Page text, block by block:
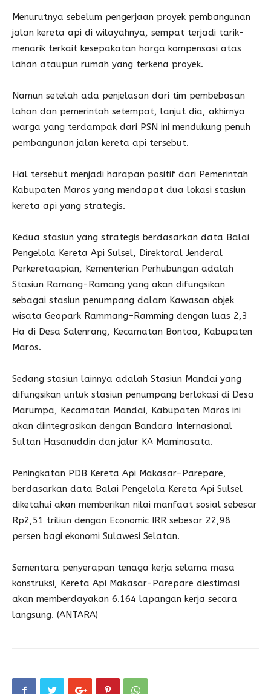
Menurutnya sebelum pengerjaan proyek pembangunan
jalan kereta api di wilayahnya, sempat terjadi tarik-
menarik terkait kesepakatan harga kompensasi atas
lahan ataupun rumah yang terkena proyek.
Namun setelah ada penjelasan dari tim pembebasan
lahan dan pemerintah setempat, lanjut dia, akhirnya
warga yang terdampak dari PSN ini mendukung penuh
pembangunan jalan kereta api tersebut.
Hal tersebut menjadi harapan positif dari Pemerintah
Kabupaten Maros yang mendapat dua lokasi stasiun
kereta api yang strategis.
Kedua stasiun yang strategis berdasarkan data Balai
Pengelola Kereta Api Sulsel, Direktoral Jenderal
Perkeretaapian, Kementerian Perhubungan adalah
Stasiun Ramang-Ramang yang akan difungsikan
sebagai stasiun penumpang dalam Kawasan objek
wisata Geopark Rammang–Ramming dengan luas 2,3
Ha di Desa Salenrang, Kecamatan Bontoa, Kabupaten
Maros.
Sedang stasiun lainnya adalah Stasiun Mandai yang
difungsikan untuk stasiun penumpang berlokasi di Desa
Marumpa, Kecamatan Mandai, Kabupaten Maros ini
akan diintegrasikan dengan Bandara Internasional
Sultan Hasanuddin dan jalur KA Maminasata.
Peningkatan PDB Kereta Api Makasar–Parepare,
berdasarkan data Balai Pengelola Kereta Api Sulsel
diketahui akan memberikan nilai manfaat sosial sebesar
Rp2,51 triliun dengan Economic IRR sebesar 22,98
persen bagi ekonomi Sulawesi Selatan.
Sementara penyerapan tenaga kerja selama masa
konstruksi, Kereta Api Makasar-Parepare diestimasi
akan memberdayakan 6.164 lapangan kerja secara
langsung. (ANTARA)